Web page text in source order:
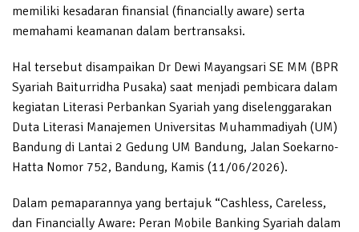
memiliki kesadaran finansial (financially aware) serta
memahami keamanan dalam bertransaksi.
Hal tersebut disampaikan Dr Dewi Mayangsari SE MM (BPR
Syariah Baiturridha Pusaka) saat menjadi pembicara dalam
kegiatan Literasi Perbankan Syariah yang diselenggarakan
Duta Literasi Manajemen Universitas Muhammadiyah (UM)
Bandung di Lantai 2 Gedung UM Bandung, Jalan Soekarno-
Hatta Nomor 752, Bandung, Kamis (11/06/2026).
Dalam pemaparannya yang bertajuk “Cashless, Careless,
dan Financially Aware: Peran Mobile Banking Syariah dalam